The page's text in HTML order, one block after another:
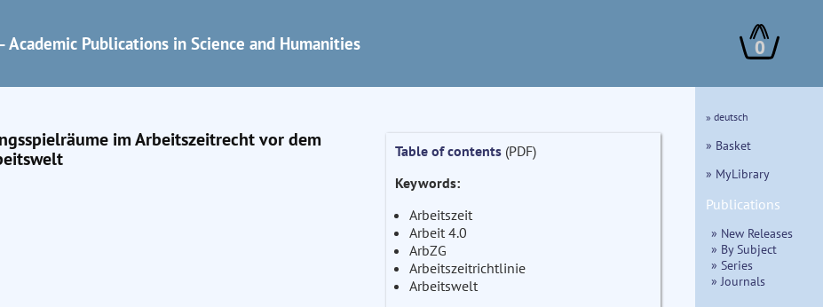
Academic Publications in Science and Humanities 0
im Arbeitszeitrecht vor dem
Table of contents(PDF)
Keywords:
Arbeitszeit
Arbeit 4.0
ArbZG
Arbeitszeitrichtlinie
Arbeitswelt
» deutsch
» Basket
» MyLibrary
Publications
» New Releases
» By Subject
» Series
» Journals